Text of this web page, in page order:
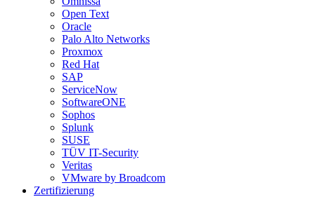
Open Text
Oracle
Palo Alto Networks
Proxmox
Red Hat
SAP
ServiceNow
SoftwareONE
Sophos
Splunk
SUSE
TÜV IT-Security
Veritas
VMware by Broadcom
Zertifizierung